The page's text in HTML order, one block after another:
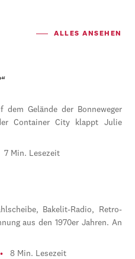
ALLES ANSEHEN
dem Gelände der Bonneweger
Container City klappt Julie
7 Min. Lesezeit
Bakelit-Radio, Retro-
aus den 1970er Jahren. An
8 Min. Lesezeit